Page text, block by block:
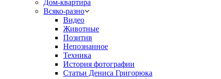
Дом-квартира
Всяко-разно
Видео
Животные
Позитив
Непознанное
Техника
История фотографии
Статьи Дениса Григорюка